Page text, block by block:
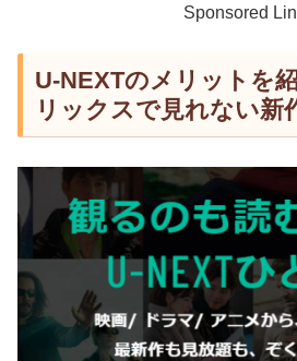
Sponsored
U-NEXTのメリットを
リックスで見れない新